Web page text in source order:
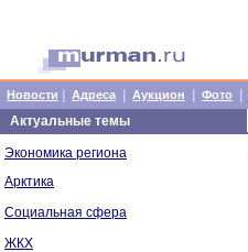
Новости Адреса Аукцион Фото
Актуальные темы
Экономика региона
Арктика
Социальная сфера
ЖКХ